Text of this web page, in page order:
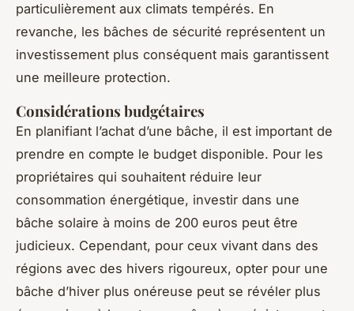
particulièrement aux climats tempérés. En
revanche, les bâches de sécurité représentent un
investissement plus conséquent mais garantissent
une meilleure protection.
Considérations budgétaires
En planifiant l’achat d’une bâche, il est important de
prendre en compte le budget disponible. Pour les
propriétaires qui souhaitent réduire leur
consommation énergétique, investir dans une
bâche solaire à moins de 200 euros peut être
judicieux. Cependant, pour ceux vivant dans des
régions avec des hivers rigoureux, opter pour une
bâche d’hiver plus onéreuse peut se révéler plus